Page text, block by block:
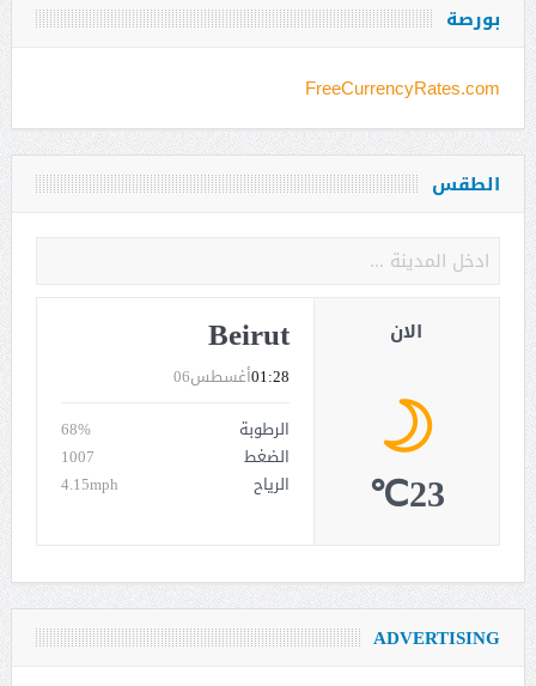
بورصة
FreeCurrencyRates.com
الطقس
Beirut
أغسطس0601:28
الرطوبة
68%
الضغط
1007
الرياح
4.15mph
الان
23℃
ADVERTISING